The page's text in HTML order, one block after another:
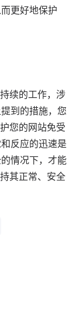
更好地保护
续的工作，涉
到的措施，您
您的网站免受
反应的迅速是
情况下，才能
其正常、安全